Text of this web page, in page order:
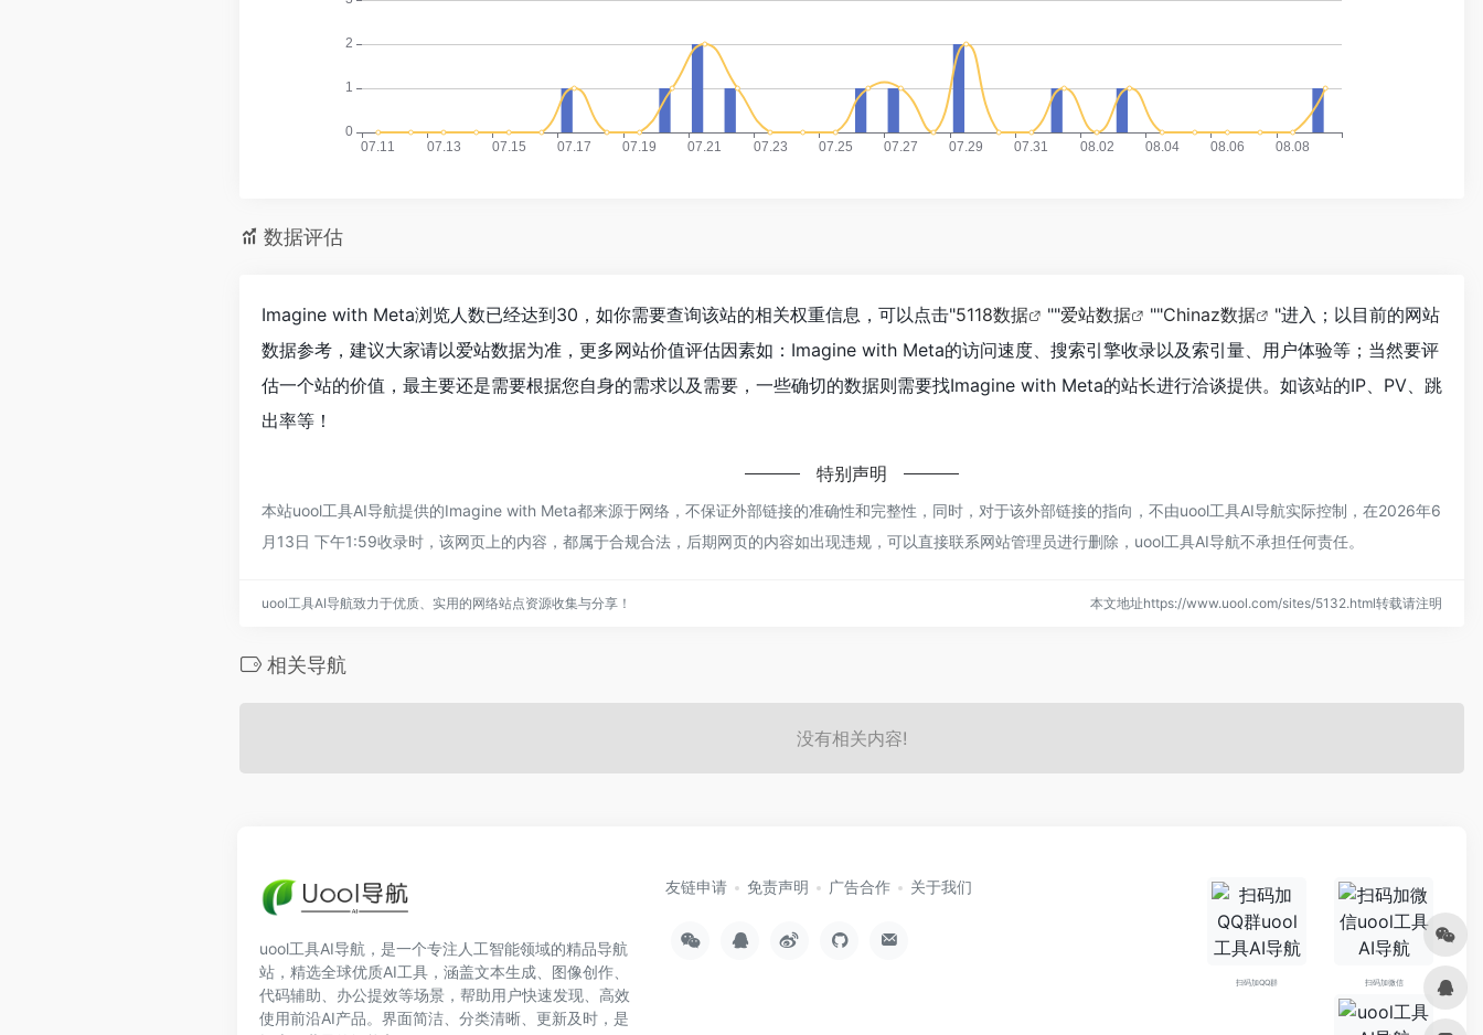
数据评估
Imagine with Meta浏览人数已经达到30，如你需要查询该站的相关权重信息，可以点击"5118数据 ""爱站数据 ""Chinaz数据
"进入；以目前的网站
数据参考，建议大家请以爱站数据为准，更多网站价值评估因素如：Imagine with Meta的访问速度、搜索引擎收录以及索引量、用户体验等；当然要评
估一个站的价值，最主要还是需要根据您自身的需求以及需要，一些确切的数据则需要找Imagine with Meta的站长进行洽谈提供。如该站的IP、PV、跳
出率等！
特别声明
本站uool工具AI导航提供的Imagine with Meta都来源于网络，不保证外部链接的准确性和完整性，同时，对于该外部链接的指向，不由uool工具AI导航实际控制，在2026年6
月13日 下午1:59收录时，该网页上的内容，都属于合规合法，后期网页的内容如出现违规，可以直接联系网站管理员进行删除，uool工具AI导航不承担任何责任。
uool工具AI导航致力于优质、实用的网络站点资源收集与分享！ 本文地址https://www.uool.com/sites/5132.html转载请注明
相关导航
没有相关内容!
uool工具AI导航，是一个专注人工智能领域的精品导航
站，精选全球优质AI工具，涵盖文本生成、图像创作、
代码辅助、办公提效等场景，帮助用户快速发现、高效
使用前沿AI产品。界面简洁、分类清晰、更新及时，是
友链申请 免责声明 广告合作 关于我们
扫码加QQ群 扫码加微信